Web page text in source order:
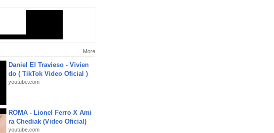
More
Daniel El Travieso - Vivien
do ( TikTok Video Oficial )
youtube.com
ROMA - Lionel Ferro X Ami
ra Chediak (Video Oficial)
youtube.com